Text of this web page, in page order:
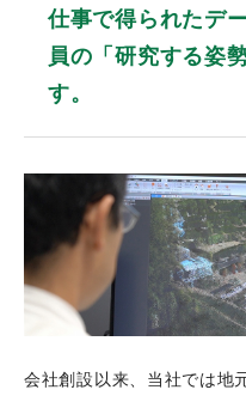
仕事で得られたデ
員の「研究する姿
す。
会社創設以来、当社では地